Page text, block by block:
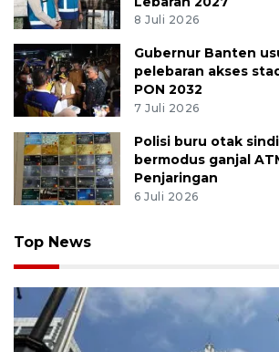
8 Juli 2026
Gubernur Banten
pelebaran akses
PON 2032
7 Juli 2026
Polisi buru otak
bermodus ganjal
Penjaringan
6 Juli 2026
Top News